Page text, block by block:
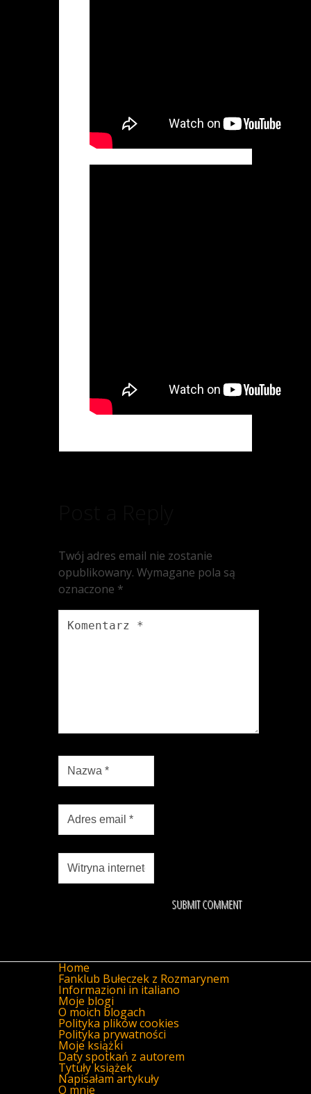
Twój adres email nie zostanie
opublikowany. Wymagane pola są
oznaczone *
Home
Fanklub Bułeczek z Rozmarynem
Informazioni in italiano
Moje blogi
O moich blogach
Polityka plików cookies
Polityka prywatności
Moje książki
Daty spotkań z autorem
Tytuły książek
Napisałam artykuły
O mnie